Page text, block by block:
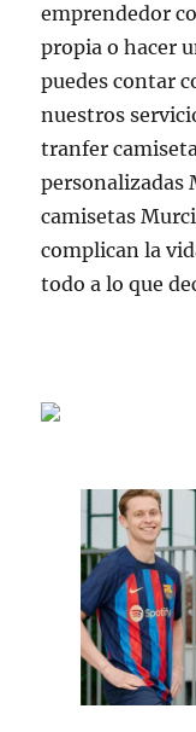
emprendedor
propia o hacer
puedes contar
nuestros
tranfer
personalizadas
camisetas
complican la
todo a lo que